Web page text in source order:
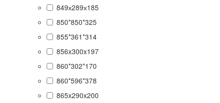
849х289х185
850*850*325
855*361*314
856x300x197
860*302*170
860*596*378
865x290x200